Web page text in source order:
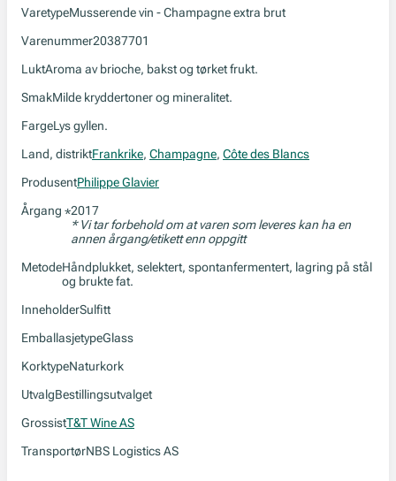
VaretypeMusserende vin - Champagne extra brut
Varenummer20387701
LuktAroma av brioche, bakst og tørket frukt.
SmakMilde kryddertoner og mineralitet.
FargeLys gyllen.
Land, distriktFrankrike, Champagne, Côte des Blancs
ProdusentPhilippe Glavier
Årgang *2017
* Vi tar forbehold om at varen som leveres kan ha en
annen årgang/etikett enn oppgitt
MetodeHåndplukket, selektert, spontanfermentert, lagring på stål
og brukte fat.
InneholderSulfitt
EmballasjetypeGlass
KorktypeNaturkork
UtvalgBestillingsutvalget
GrossistT&T Wine AS
TransportørNBS Logistics AS